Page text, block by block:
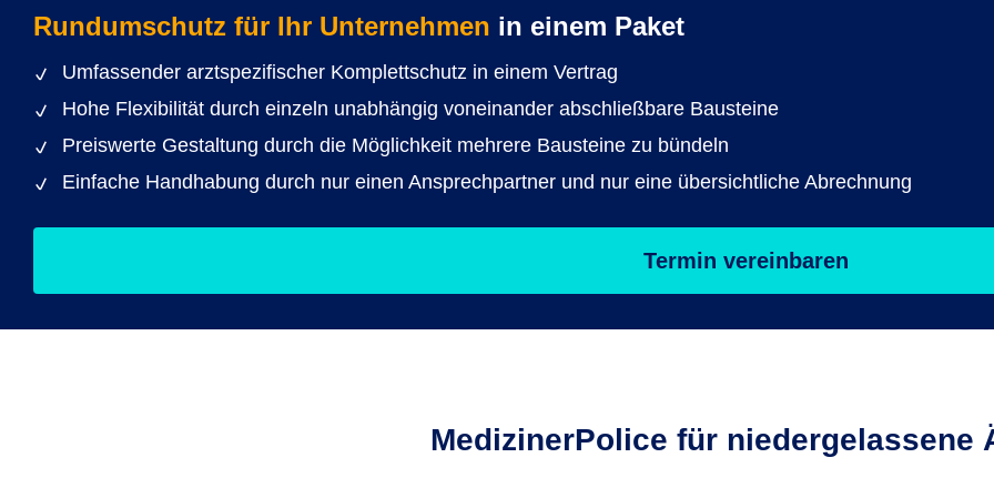
Rundumschutz für Ihr Unternehmen in einem Paket
Umfassender arztspezifischer Komplettschutz in einem Vertrag
Hohe Flexibilität durch einzeln unabhängig voneinander abschließbare Bausteine
Preiswerte Gestaltung durch die Möglichkeit mehrere Bausteine zu bündeln
Einfache Handhabung durch nur einen Ansprechpartner und nur eine übersichtliche Abrechnung
Termin vereinbaren
MedizinerPolice für niedergelassene